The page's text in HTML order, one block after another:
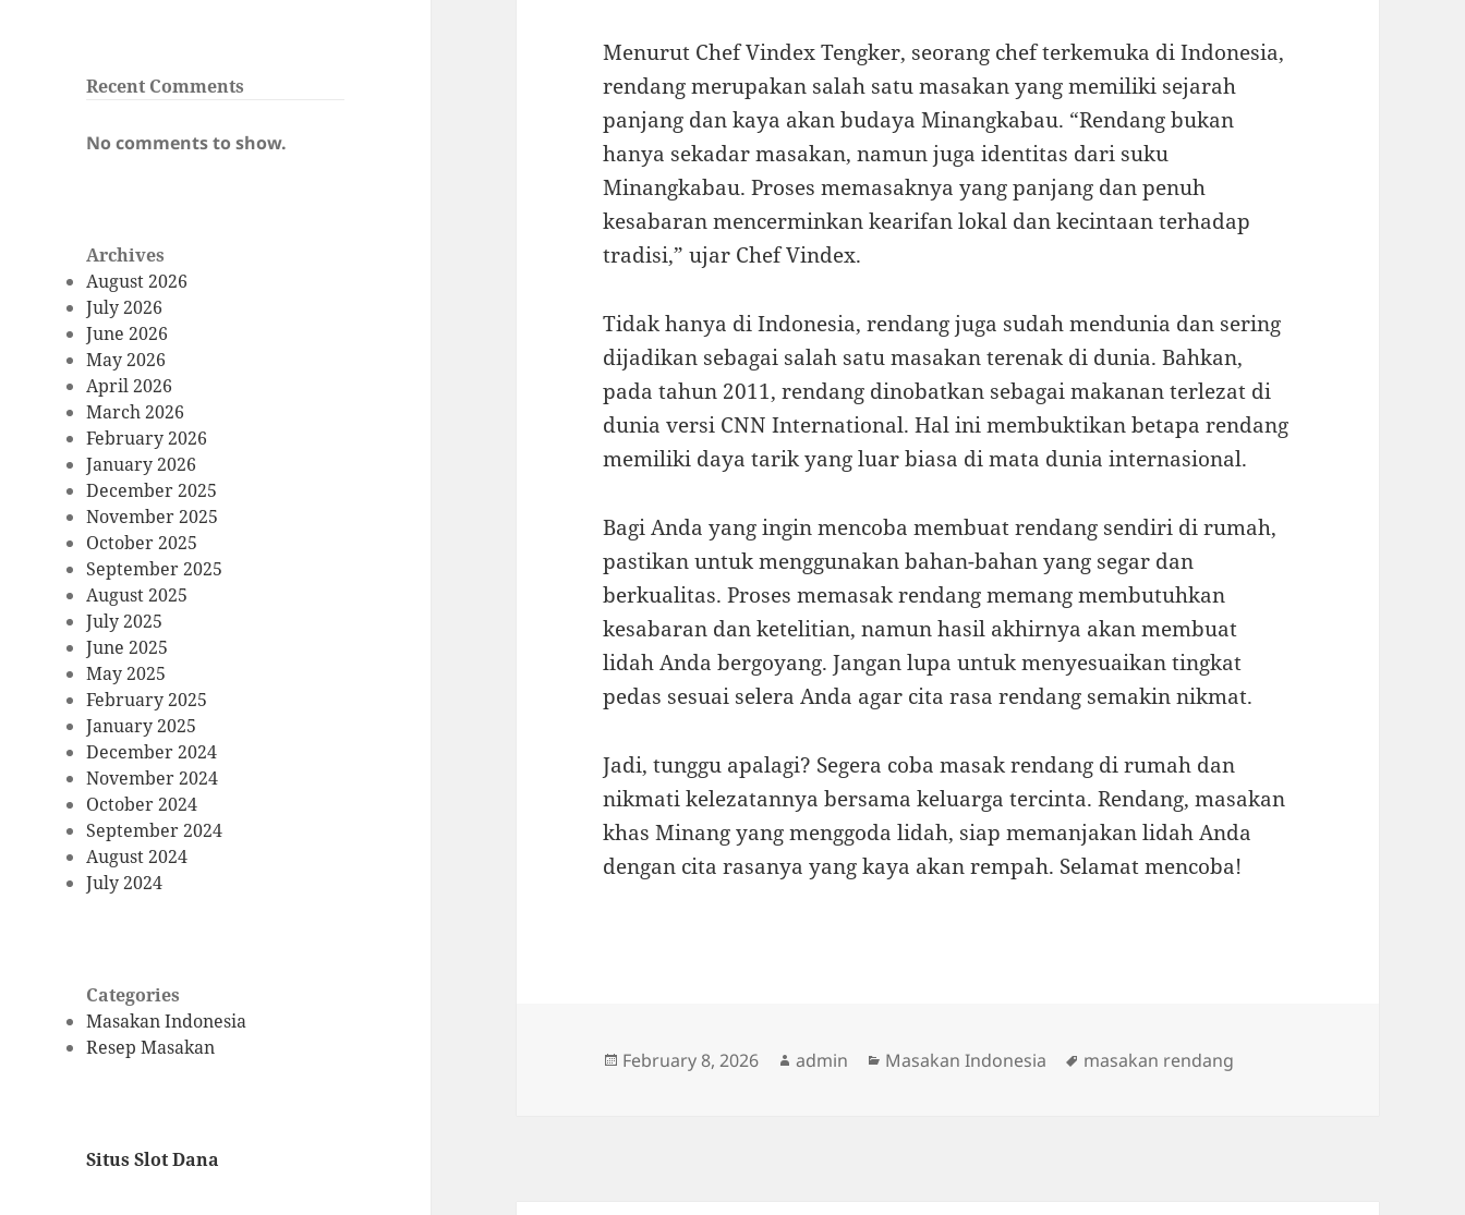
Recent Comments
No comments to show.
Archives
August 2026
July 2026
June 2026
May 2026
April 2026
March 2026
February 2026
January 2026
December 2025
November 2025
October 2025
September 2025
August 2025
July 2025
June 2025
May 2025
February 2025
January 2025
December 2024
November 2024
October 2024
September 2024
August 2024
July 2024
Categories
Masakan Indonesia
Resep Masakan
Situs Slot Dana
Menurut Chef Vindex Tengker, seorang chef terkemuka di Indonesia,
rendang merupakan salah satu masakan yang memiliki sejarah
panjang dan kaya akan budaya Minangkabau. “Rendang bukan
hanya sekadar masakan, namun juga identitas dari suku
Minangkabau. Proses memasaknya yang panjang dan penuh
kesabaran mencerminkan kearifan lokal dan kecintaan terhadap
tradisi,” ujar Chef Vindex.
Tidak hanya di Indonesia, rendang juga sudah mendunia dan sering
dijadikan sebagai salah satu masakan terenak di dunia. Bahkan,
pada tahun 2011, rendang dinobatkan sebagai makanan terlezat di
dunia versi CNN International. Hal ini membuktikan betapa rendang
memiliki daya tarik yang luar biasa di mata dunia internasional.
Bagi Anda yang ingin mencoba membuat rendang sendiri di rumah,
pastikan untuk menggunakan bahan-bahan yang segar dan
berkualitas. Proses memasak rendang memang membutuhkan
kesabaran dan ketelitian, namun hasil akhirnya akan membuat
lidah Anda bergoyang. Jangan lupa untuk menyesuaikan tingkat
pedas sesuai selera Anda agar cita rasa rendang semakin nikmat.
Jadi, tunggu apalagi? Segera coba masak rendang di rumah dan
nikmati kelezatannya bersama keluarga tercinta. Rendang, masakan
khas Minang yang menggoda lidah, siap memanjakan lidah Anda
dengan cita rasanya yang kaya akan rempah. Selamat mencoba!
Posted
February 8, 2026 Author
admin Categories
Masakan Indonesia Tags
masakan rendang